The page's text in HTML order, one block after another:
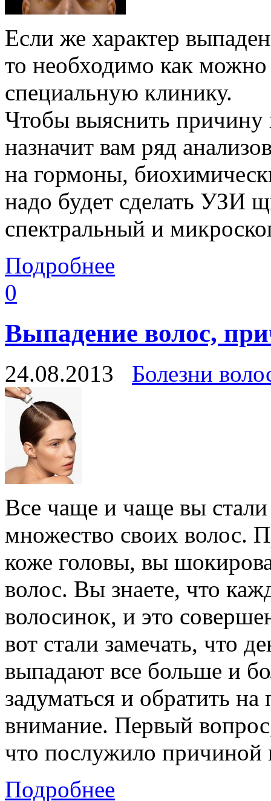
Если же характер
то необходимо как можно
специальную клинику.
Чтобы выяснить причину
назначит вам ряд
на гормоны,
надо будет сделать УЗИ
спектральный и
Подробнее
0
Выпадение волос,
24.08.2013 Болезни
Все чаще и чаще вы
множество своих волос.
коже головы, вы
волос. Вы знаете, что
волосинок, и это
вот стали замечать, что
выпадают все больше и
задуматься и обратить
внимание. Первый
что послужило причиной
Подробнее